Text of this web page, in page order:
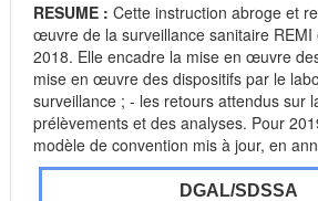
RESUME : Cette instruction abroge et
œuvre de la surveillance sanitaire
2018. Elle encadre la mise en œuvre
mise en œuvre des dispositifs par le
surveillance ; - les retours attendus
prélèvements et des analyses. Pour
modèle de convention mis à jour, en
DGAL/SDSSA